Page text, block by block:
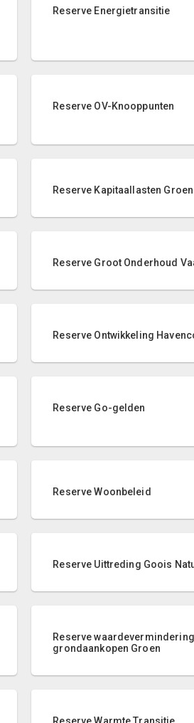
Reserve Energietransitie
Reserve OV-Knooppunten
Reserve Kapitaallasten Groen
Reserve Groot Onderhoud
Reserve Ontwikkeling
Reserve Go-gelden
Reserve Woonbeleid
Reserve Uittreding Goois
Reserve waardevermindering
grondaankopen Groen